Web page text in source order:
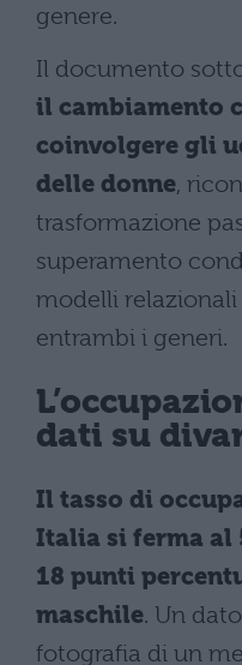
genere.
Il documento
il cambiamento
coinvolgere gli
delle donne,
trasformazione
superamento
modelli
entrambi i generi.
dati su
Il tasso di
Italia si ferma al
18 punti
maschile. Un
fotografia di un